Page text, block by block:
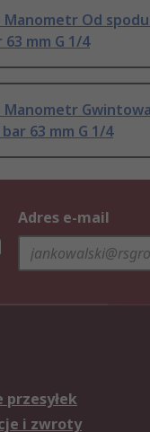
Manometr Od
63 mm G 1/4
Manometr
63 mm G 1/4
Adres e-mail
przesyłek
i zwroty